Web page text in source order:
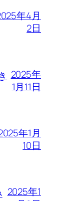
年4月
2日
2025年
1月11日
年1月
10日
2025年1